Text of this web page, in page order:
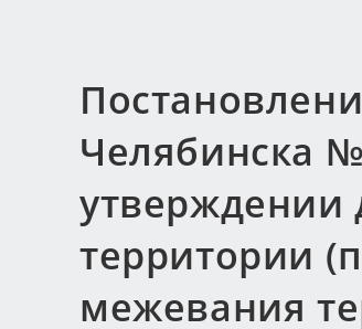
Челябинска №
утверждении
территории
межевания